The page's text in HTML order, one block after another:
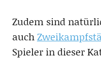
Zudem sind
auch
Spieler in dieser